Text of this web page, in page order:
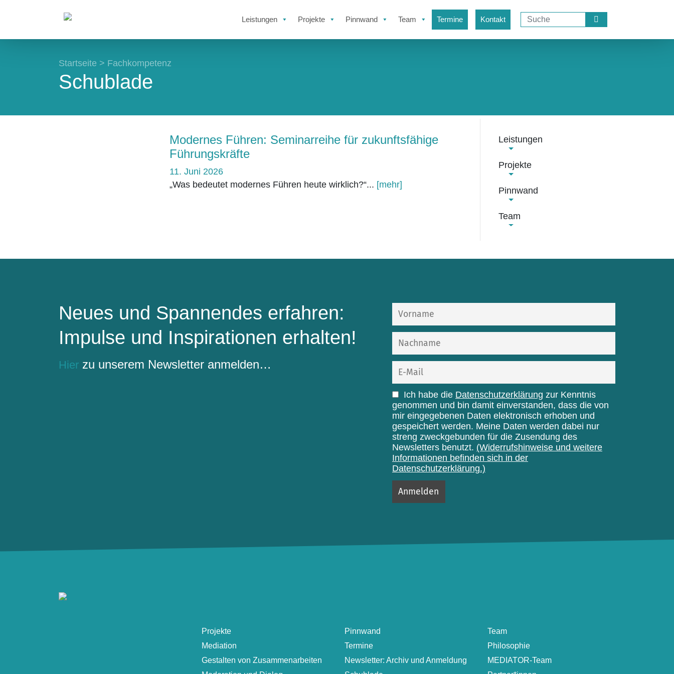
Leistungen Projekte Pinnwand Team Termine Kontakt
Startseite > Fachkompetenz
Schublade
Modernes Führen: Seminarreihe für zukunftsfähige
Führungskräfte
11. Juni 2026
„Was bedeutet modernes Führen heute wirklich?“... [mehr]
Leistungen
Projekte
Pinnwand
Team
Neues und Spannendes erfahren:
Impulse und Inspirationen erhalten!
Hier zu unserem Newsletter anmelden…
Ich habe die Datenschutzerklärung zur Kenntnis
genommen und bin damit einverstanden, dass die von
mir eingegebenen Daten elektronisch erhoben und
gespeichert werden. Meine Daten werden dabei nur
streng zweckgebunden für die Zusendung des
Newsletters benutzt. (Widerrufshinweise und weitere
Informationen befinden sich in der
Datenschutzerklärung.)
Projekte
Mediation
Gestalten von Zusammenarbeiten
Pinnwand
Termine
Newsletter: Archiv und Anmeldung
Team
Philosophie
MEDIATOR-Team